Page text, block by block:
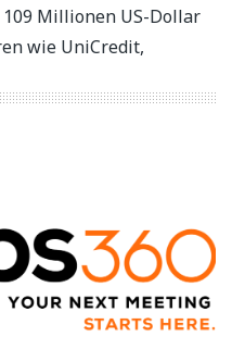
Millionen US-Dollar
wie UniCredit,